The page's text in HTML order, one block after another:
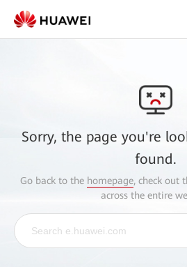
Sorry, the page you're
found.
Go back to the homepage, check out
across the entire